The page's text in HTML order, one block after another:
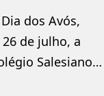
a
na
os alunos do
Barreto
dos Avós,
de julho, a
Salesiano
uma